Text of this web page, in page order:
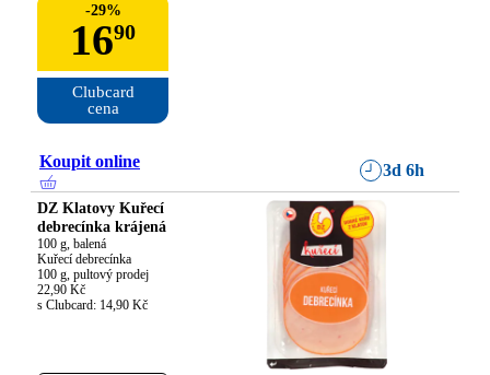
-29%
1690
Clubcard
cena
Koupit online 3d 6h
DZ Klatovy Kuřecí
debrecínka krájená
100 g, balená
Kuřecí debrecínka
100 g, pultový prodej
22,90 Kč
s Clubcard: 14,90 Kč